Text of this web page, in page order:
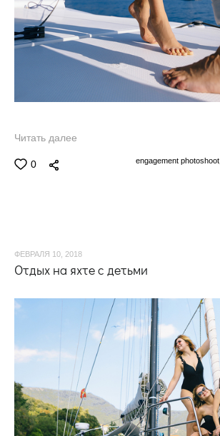
Читать далее
0 engagement photoshoot,
ФЕВРАЛЯ 10, 2018
Отдых на яхте с детьми